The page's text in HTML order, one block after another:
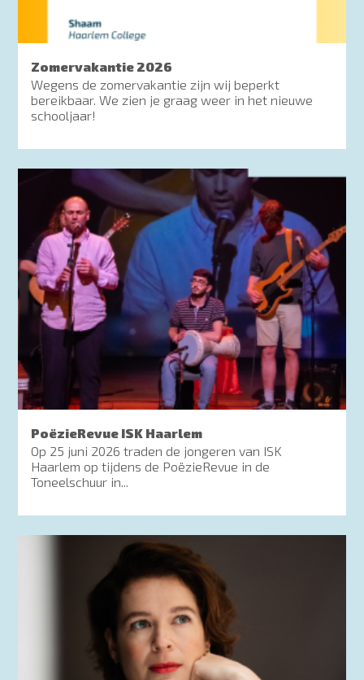
Zomervakantie 2026
Wegens de zomervakantie zijn wij beperkt
bereikbaar. We zien je graag weer in het nieuwe
schooljaar!
PoëzieRevue ISK Haarlem
Op 25 juni 2026 traden de jongeren van ISK
Haarlem op tijdens de PoëzieRevue in de
Toneelschuur in...